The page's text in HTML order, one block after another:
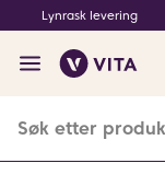
Lynrask levering